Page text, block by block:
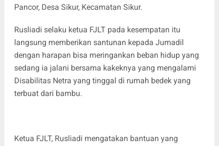
Pancor, Desa Sikur, Kecamatan Sikur.
Rusliadi selaku ketua FJLT pada kesempatan itu
langsung memberikan santunan kepada Jumadil
dengan harapan bisa meringankan beban hidup yang
sedang ia jalani bersama kakeknya yang mengalami
Disabilitas Netra yang tinggal di rumah bedek yang
terbuat dari bambu.
Ketua FJLT, Rusliadi mengatakan bantuan yang